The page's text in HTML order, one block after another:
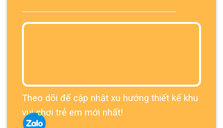
Theo dõi để cập nhật xu hướng thiết kế khu
vui chơi trẻ em mới nhất!